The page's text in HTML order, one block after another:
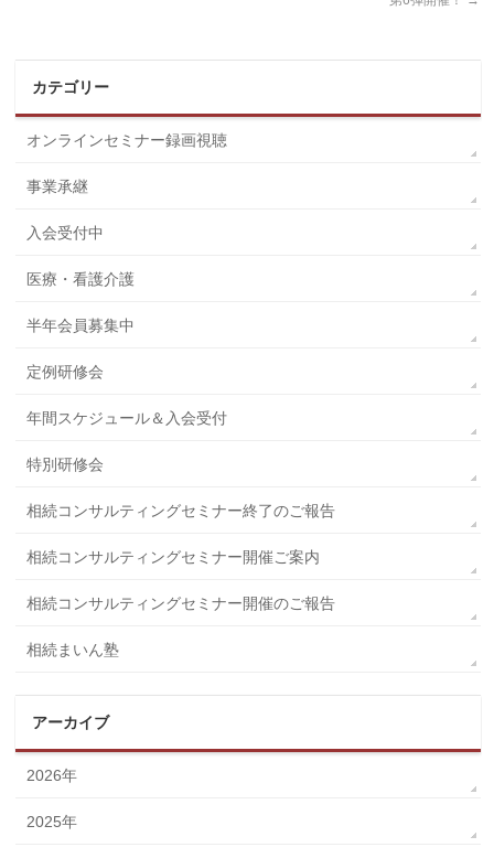
カテゴリー
オンラインセミナー録画視聴
事業承継
入会受付中
医療・看護介護
半年会員募集中
定例研修会
年間スケジュール＆入会受付
特別研修会
相続コンサルティングセミナー終了のご報告
相続コンサルティングセミナー開催ご案内
相続コンサルティングセミナー開催のご報告
相続まいん塾
アーカイブ
2026年
2025年